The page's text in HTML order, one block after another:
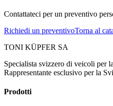
Contattateci per un preventivo
Richiedi un preventivoTorna al
TONI KÜPFER SA
Specialista svizzero di veicoli per
Rappresentante esclusivo per la
Prodotti